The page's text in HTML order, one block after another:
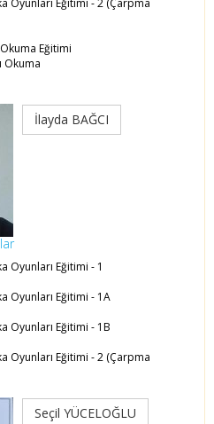
Oyunları Eğitimi - 2 (Çarpma
Okuma Eğitimi
Okuma
İlayda BAĞCI
Oyunları Eğitimi - 1
Oyunları Eğitimi - 1A
Oyunları Eğitimi - 1B
Oyunları Eğitimi - 2 (Çarpma
Seçil YÜCELOĞLU